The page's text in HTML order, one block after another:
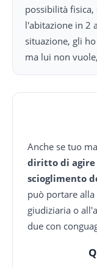
possibilità
l'abitazione in 2
situazione, gli
ma lui non
Anche se tuo
diritto di agire
scioglimento
può portare
giudiziaria o
due con